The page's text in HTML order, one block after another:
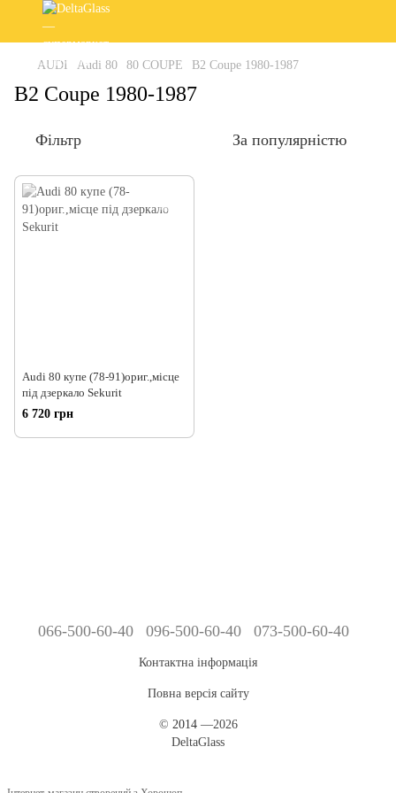
AUDI Audi 80 80 COUPE B2 Coupe 1980-1987
B2 Coupe 1980-1987
Фільтр За популярністю
Audi 80 купе (78-91)ориг.,місце
під дзеркало Sekurit
6 720 грн
066-500-60-40 096-500-60-40 073-500-60-40
Контактна інформація
Повна версія сайту
© 2014—2026
DeltaGlass